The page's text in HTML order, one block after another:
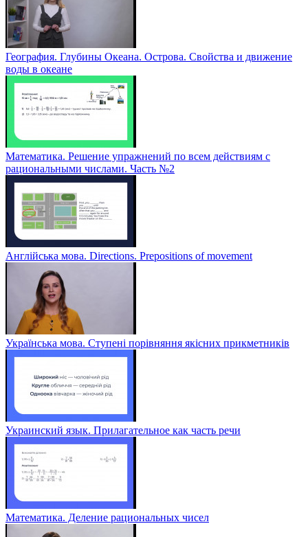
География. Глубины Океана. Острова. Свойства и движение
воды в океане
Математика. Решение упражнений по всем действиям с
рациональными числами. Часть №2
Англійська мова. Directions. Prepositions of movement
Українська мова. Ступені порівняння якісних прикметників
Украинский язык. Прилагательное как часть речи
Математика. Деление рациональных чисел